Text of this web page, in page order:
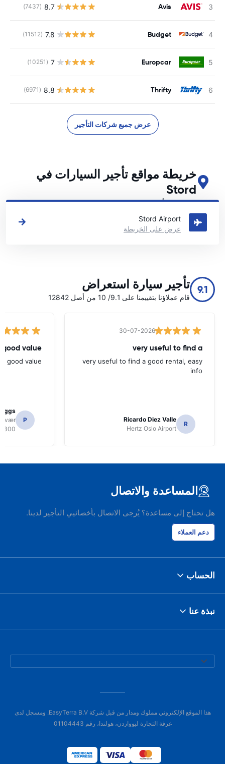
Avis
8.7
(7437)
Budget
7.8
(11512)
Europcar
7
(10251)
Thrifty
8.8
(6971)
عرض جميع شركات التأجير
خريطة مواقع تأجير السيارات في
Stord
اطلع على مواقع تأجير السيارات الرئيسية لدينا في Stord
Stord Airport
عرض على الخريطة
9.1 تأجير سيارة استعراض
قام عملاؤنا بتقييمنا على 9.1/ 10 من أصل 12842
30-07-2026
very useful to find a
very useful to find a good rental, easy
info
R
Ricardo Diez Valle
Hertz Oslo Airport
value.
good value.
P
8300
المساعدة والاتصال
هل تحتاج إلى مساعدة؟ يُرجى الاتصال بأخصائيي التأجير لدينا.
دعم العملاء
الحساب
نبذة عنا
هذا الموقع الإلكتروني مملوك ومدار من قبل شركة EasyTerra B.V. ومسجل لدى
غرفة التجارة ليوواردن، هولندا، رقم 01104443